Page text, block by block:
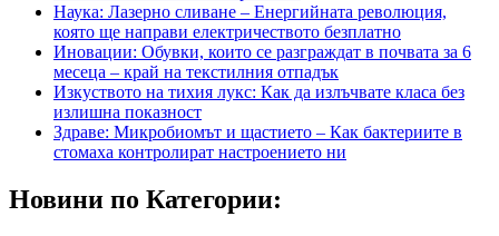
Наука: Лазерно сливане – Енергийната революция,
която ще направи електричеството безплатно
Иновации: Обувки, които се разграждат в почвата за 6
месеца – край на текстилния отпадък
Изкуството на тихия лукс: Как да излъчвате класа без
излишна показност
Здраве: Микробиомът и щастието – Как бактериите в
стомаха контролират настроението ни
Новини по Категории: